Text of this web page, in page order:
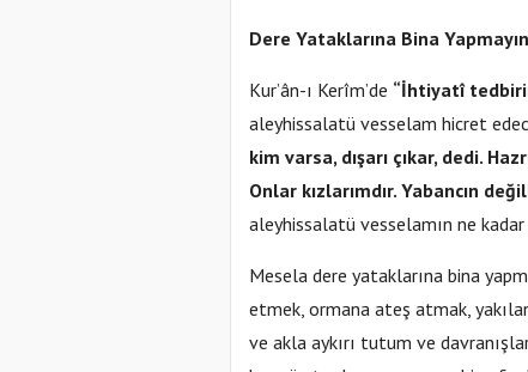
Dere Yataklarına Bina
Kur’ân-ı Kerîm’de “İhtiyatî
aleyhissalatü vesselam hicret
kim varsa, dışarı çıkar, dedi.
Onlar kızlarımdır. Yabancın
aleyhissalatü vesselamın ne
Mesela dere yataklarına bina
etmek, ormana ateş atmak,
ve akla aykırı tutum ve